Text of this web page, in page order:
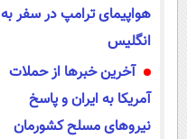
هواپیمای ترامپ در سفر به
انگلیس
آخرین خبرها از حملات
آمریکا به ایران و پاسخ
نیروهای مسلح کشورمان